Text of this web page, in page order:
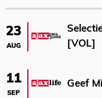
23
AUG
[VOL]
11
SEP
Geef